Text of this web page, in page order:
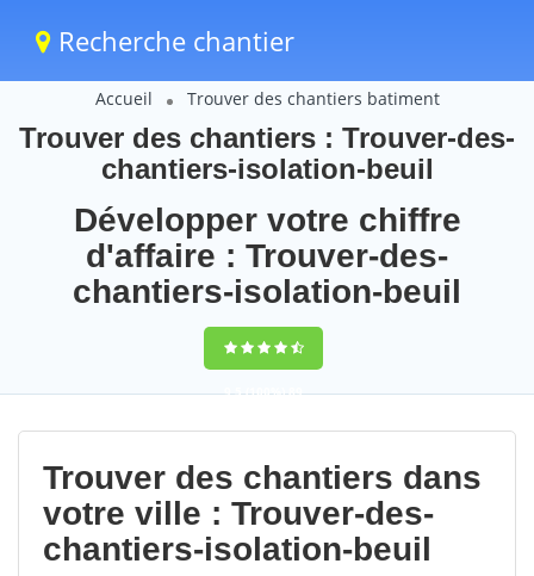
Recherche chantier
Accueil Trouver des chantiers batiment
Trouver des chantiers : Trouver-des-
chantiers-isolation-beuil
Développer votre chiffre
d'affaire : Trouver-des-
chantiers-isolation-beuil
9,5(100%)89
votes
Trouver des chantiers dans
votre ville : Trouver-des-
chantiers-isolation-beuil